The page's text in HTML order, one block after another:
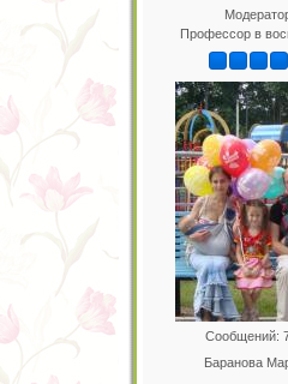
Профессор в
Сообщений:
Баранова